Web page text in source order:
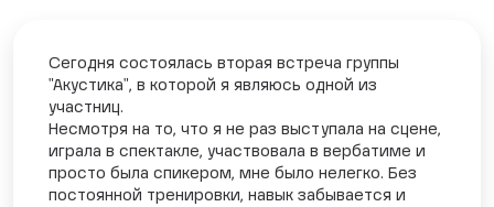
Сегодня состоялась вторая встреча группы
"Акустика", в которой я являюсь одной из
участниц.
Несмотря на то, что я не раз выступала на сцене,
играла в спектакле, участвовала в вербатиме и
просто была спикером, мне было нелегко. Без
постоянной тренировки, навык забывается и